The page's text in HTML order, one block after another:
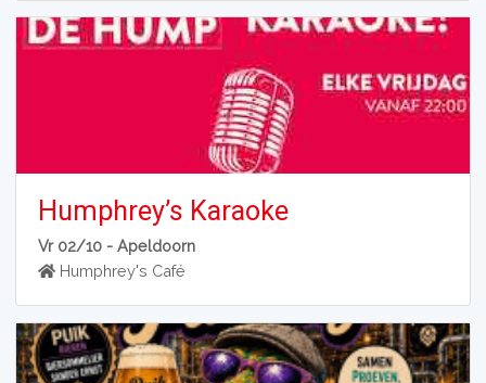
Humphrey’s Karaoke
Vr 02/10 -Apeldoorn
Humphrey's Café